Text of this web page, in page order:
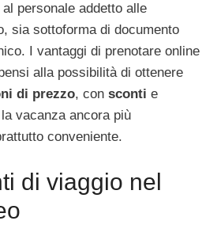
personale addetto alle
sia sottoforma di documento
I vantaggi di prenotare online
alla possibilità di ottenere
di prezzo, con sconti e
vacanza ancora più
conveniente.
di viaggio nel